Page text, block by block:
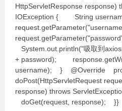
HttpServletResponse response)
IOException { String
System.out.println("吸取到
+ password);
username); } @Override
doPost(HttpServletRequest
response) throws
doGet(request, response); }}